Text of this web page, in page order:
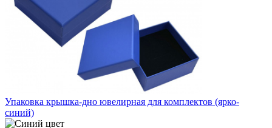
Упаковка крышка-дно ювелирная для комплектов (ярко-
синий)